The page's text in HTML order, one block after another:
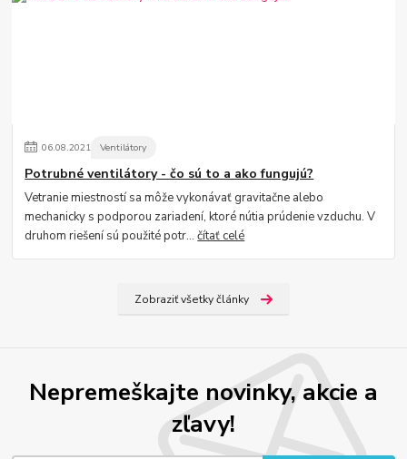
06.08.2021 Ventilátory
Potrubné ventilátory - čo sú to a ako fungujú?
Vetranie miestností sa môže vykonávať gravitačne alebo
mechanicky s podporou zariadení, ktoré nútia prúdenie vzduchu. V
druhom riešení sú použité potr...čítať celé
Zobraziť všetky články
Nepremeškajte novinky, akcie a
zľavy!